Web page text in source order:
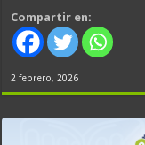
Compartir en:
2 febrero, 2026